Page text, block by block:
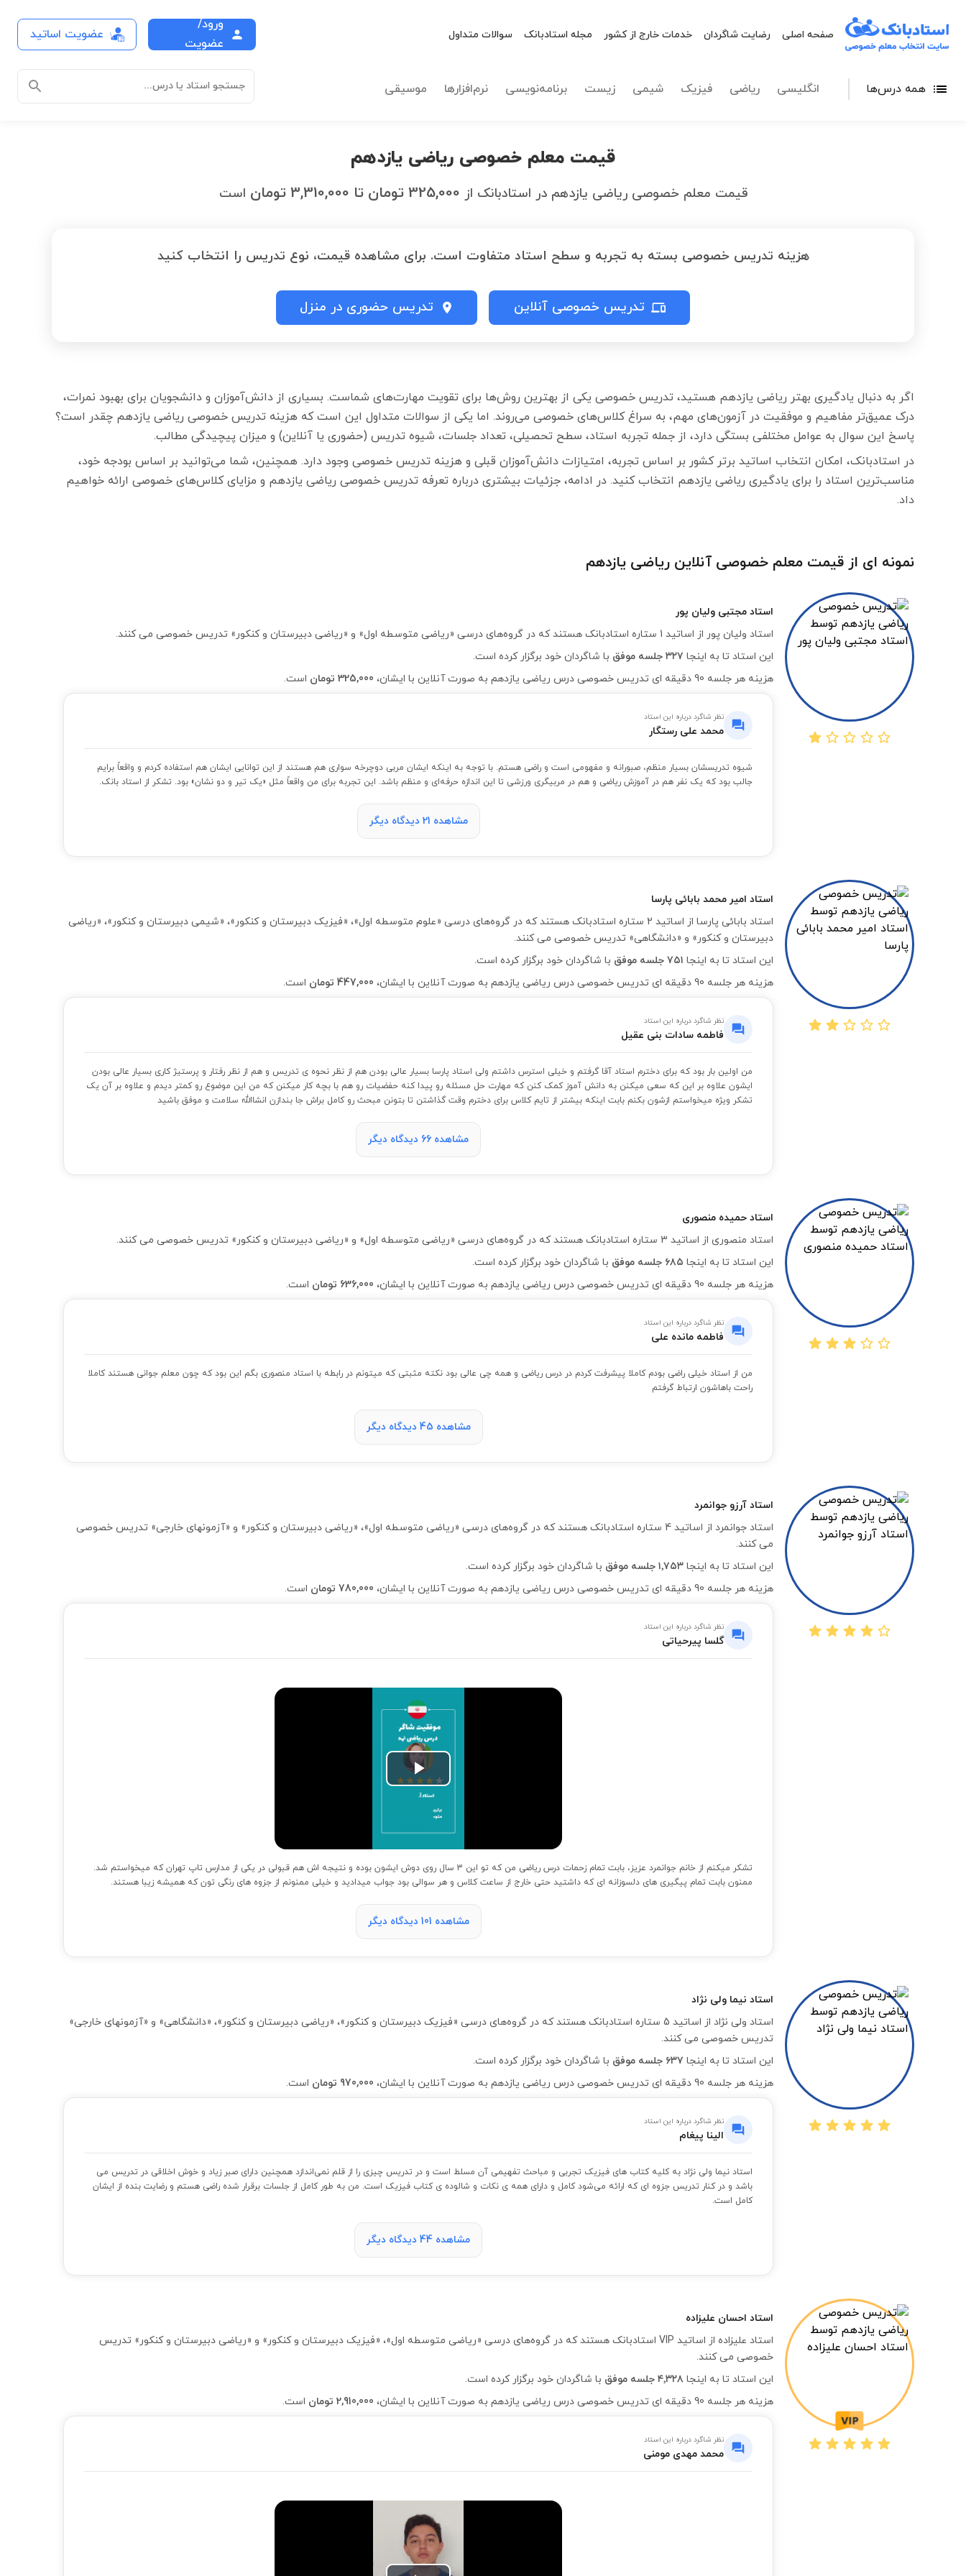
صفحه اصلی رضایت شاگردان خدمات خارج از کشور مجله استادبانک سوالات متداول
ورود/
عضویت
عضویت اساتید
همه درس‌ها انگلیسی ریاضی فیزیک شیمی زیست برنامه‌نویسی نرم‌افزارها موسیقی جستجو استاد یا درس...
قیمت معلم خصوصی ریاضی یازدهم
قیمت معلم خصوصی ریاضی یازدهم در استادبانک از 325,000 تومان تا 3,310,000 تومان است
هزینه تدریس خصوصی بسته به تجربه و سطح استاد متفاوت است. برای مشاهده قیمت، نوع تدریس را انتخاب کنید
تدریس خصوصی آنلاین تدریس حضوری در منزل
اگر به دنبال یادگیری بهتر ریاضی یازدهم هستید، تدریس خصوصی یکی از بهترین روش‌ها برای تقویت مهارت‌های شماست. بسیاری از دانش‌آموزان و دانشجویان برای بهبود نمرات،
درک عمیق‌تر مفاهیم و موفقیت در آزمون‌های مهم، به سراغ کلاس‌های خصوصی می‌روند. اما یکی از سوالات متداول این است که هزینه تدریس خصوصی ریاضی یازدهم چقدر است؟
پاسخ این سوال به عوامل مختلفی بستگی دارد، از جمله تجربه استاد، سطح تحصیلی، تعداد جلسات، شیوه تدریس (حضوری یا آنلاین) و میزان پیچیدگی مطالب.
در استادبانک، امکان انتخاب اساتید برتر کشور بر اساس تجربه، امتیازات دانش‌آموزان قبلی و هزینه تدریس خصوصی وجود دارد. همچنین، شما می‌توانید بر اساس بودجه خود،
مناسب‌ترین استاد را برای یادگیری ریاضی یازدهم انتخاب کنید. در ادامه، جزئیات بیشتری درباره تعرفه تدریس خصوصی ریاضی یازدهم و مزایای کلاس‌های خصوصی ارائه خواهیم
داد.
نمونه ای از قیمت معلم خصوصی آنلاین ریاضی یازدهم
استاد مجتبی ولیان پور
استاد ولیان پور از اساتید 1 ستاره استادبانک هستند که در گروه‌های درسی «ریاضی متوسطه اول» و «ریاضی دبیرستان و کنکور» تدریس خصوصی می کنند.
این استاد تا به اینجا ۳۲۷ جلسه موفق
با شاگردان خود برگزار کرده است.
هزینه هر جلسه 90 دقیقه ای تدریس خصوصی درس ریاضی یازدهم به صورت آنلاین با ایشان،
325,000 تومان است.
نظر شاگرد درباره این استاد
محمد علی رستگار
شیوه تدریسشان بسیار منظم، صبورانه و مفهومی است و راضی هستم. با توجه به اینکه ایشان مربی دوچرخه سواری هم هستند از این توانایی ایشان هم استفاده کردم و واقعاً برایم
جالب بود که یک نفر هم در آموزش ریاضی و هم در مربیگری ورزشی تا این اندازه حرفه‌ای و منظم باشد. این تجربه برای من واقعاً مثل «یک تیر و دو نشان» بود. تشکر از استاد بانک.
مشاهده 21 دیدگاه دیگر
استاد امیر محمد بابائی پارسا
استاد بابائی پارسا از اساتید 2 ستاره استادبانک هستند که در گروه‌های درسی «علوم متوسطه اول»، «فیزیک دبیرستان و کنکور»، «شیمی دبیرستان و کنکور»، «ریاضی
دبیرستان و کنکور» و «دانشگاهی» تدریس خصوصی می کنند.
این استاد تا به اینجا ۷۵۱ جلسه موفق
با شاگردان خود برگزار کرده است.
هزینه هر جلسه 90 دقیقه ای تدریس خصوصی درس ریاضی یازدهم به صورت آنلاین با ایشان،
447,000 تومان است.
نظر شاگرد درباره این استاد
فاطمه سادات بنی عقیل
من اولین بار بود که برای دخترم استاد آقا گرفتم و خیلی استرس داشتم ولی استاد پارسا بسیار عالی بودن هم از نظر نحوه ی تدریس و هم از نظر رفتار و پرستیژ کاری بسیار عالی بودن
ایشون علاوه بر این که سعی میکنن به دانش آموز کمک کنن که مهارت حل مسئله رو پیدا کنه حفضیات رو هم با بچه کار میکنن که من این موضوع رو کمتر دیدم و علاوه بر آن یک
تشکر ویژه میخواستم ازشون بکنم بابت اینکه بیشتر از تایم کلاس برای دخترم وقت گذاشتن تا بتونن مبحث رو کامل براش جا بندازن انشاالله سلامت و موفق باشید
مشاهده 66 دیدگاه دیگر
استاد حمیده منصوری
استاد منصوری از اساتید 3 ستاره استادبانک هستند که در گروه‌های درسی «ریاضی متوسطه اول» و «ریاضی دبیرستان و کنکور» تدریس خصوصی می کنند.
این استاد تا به اینجا ۶۸۵ جلسه موفق
با شاگردان خود برگزار کرده است.
هزینه هر جلسه 90 دقیقه ای تدریس خصوصی درس ریاضی یازدهم به صورت آنلاین با ایشان،
636,000 تومان است.
نظر شاگرد درباره این استاد
فاطمه مانده علی
من از استاد خیلی راضی بودم کاملا پیشرفت کردم در درس ریاضی و همه چی عالی بود نکته مثبتی که میتونم در رابطه با استاد منصوری بگم این بود که چون معلم جوانی هستند کاملا
راحت باهاشون ارتباط گرفتم
مشاهده 45 دیدگاه دیگر
استاد آرزو جوانمرد
استاد جوانمرد از اساتید 4 ستاره استادبانک هستند که در گروه‌های درسی «ریاضی متوسطه اول»، «ریاضی دبیرستان و کنکور» و «آزمونهای خارجی» تدریس خصوصی
می کنند.
این استاد تا به اینجا ۱٬۷۵۳ جلسه موفق
با شاگردان خود برگزار کرده است.
هزینه هر جلسه 90 دقیقه ای تدریس خصوصی درس ریاضی یازدهم به صورت آنلاین با ایشان،
780,000 تومان است.
نظر شاگرد درباره این استاد
گلسا پیرحیاتی
Play
تشکر میکنم از خانم جوانمرد عزیز، بابت تمام زحمات درس ریاضی من که تو این 3 سال روی دوش ایشون بوده و نتیجه اش هم قبولی در یکی از مدارس تاپ تهران که میخواستم شد.
ممنون بابت تمام پیگیری های دلسوزانه ای که داشتید حتی خارج از ساعت کلاس و هر سوالی بود جواب میدادید و خیلی ممنونم از جزوه های رنگی تون که همیشه زیبا هستند.
مشاهده 101 دیدگاه دیگر
استاد نیما ولی نژاد
استاد ولی نژاد از اساتید 5 ستاره استادبانک هستند که در گروه‌های درسی «فیزیک دبیرستان و کنکور»، «ریاضی دبیرستان و کنکور»، «دانشگاهی» و «آزمونهای خارجی»
تدریس خصوصی می کنند.
این استاد تا به اینجا ۶۳۷ جلسه موفق
با شاگردان خود برگزار کرده است.
هزینه هر جلسه 90 دقیقه ای تدریس خصوصی درس ریاضی یازدهم به صورت آنلاین با ایشان،
970,000 تومان است.
نظر شاگرد درباره این استاد
الینا پیغام
استاد نیما ولی نژاد به کلیه کتاب های فیزیک تجربی و مباحث تفهیمی آن مسلط است و در تدریس چیزی را از قلم نمی‌اندازد همچنین دارای صبر زیاد و خوش اخلاقی در تدریس می
باشد و در کنار تدریس جزوه ای که ارائه می‌شود کامل و دارای همه ی نکات و شالوده ی کتاب فیزیک است. من به طور کامل از جلسات برقرار شده راضی هستم و رضایت بنده از ایشان
کامل است.
مشاهده 44 دیدگاه دیگر
استاد احسان علیزاده
استاد علیزاده از اساتید VIP استادبانک هستند که در گروه‌های درسی «ریاضی متوسطه اول»، «فیزیک دبیرستان و کنکور» و «ریاضی دبیرستان و کنکور» تدریس
خصوصی می کنند.
این استاد تا به اینجا ۴٬۳۲۸ جلسه موفق
با شاگردان خود برگزار کرده است.
هزینه هر جلسه 90 دقیقه ای تدریس خصوصی درس ریاضی یازدهم به صورت آنلاین با ایشان،
2,910,000 تومان است.
نظر شاگرد درباره این استاد
محمد مهدی مومنی